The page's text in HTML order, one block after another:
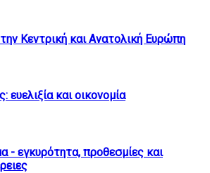
Κεντρική και Ανατολική Ευρώπη
ευελιξία και οικονομία
- εγκυρότητα, προθεσμίες και